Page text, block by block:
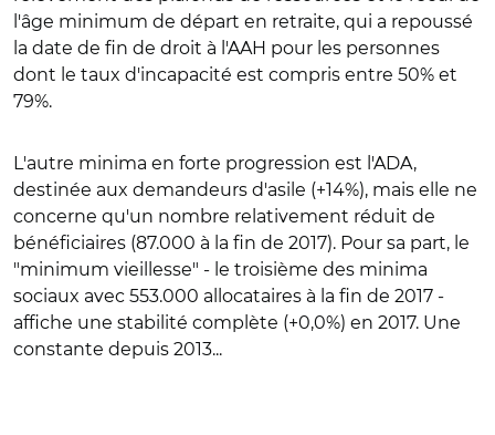
l'âge minimum de départ en retraite, qui a repoussé
la date de fin de droit à l'AAH pour les personnes
dont le taux d'incapacité est compris entre 50% et
79%.
L'autre minima en forte progression est l'ADA,
destinée aux demandeurs d'asile (+14%), mais elle ne
concerne qu'un nombre relativement réduit de
bénéficiaires (87.000 à la fin de 2017). Pour sa part, le
"minimum vieillesse" - le troisième des minima
sociaux avec 553.000 allocataires à la fin de 2017 -
affiche une stabilité complète (+0,0%) en 2017. Une
constante depuis 2013...